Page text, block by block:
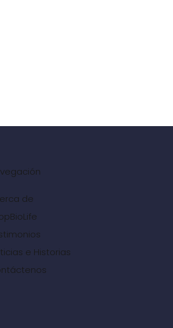
de
e Historias